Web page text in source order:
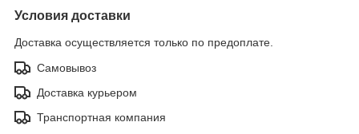
Условия доставки
Доставка осуществляется только по предоплате.
Самовывоз
Доставка курьером
Транспортная компания